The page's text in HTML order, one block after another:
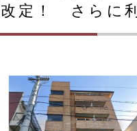
改定！ さらに